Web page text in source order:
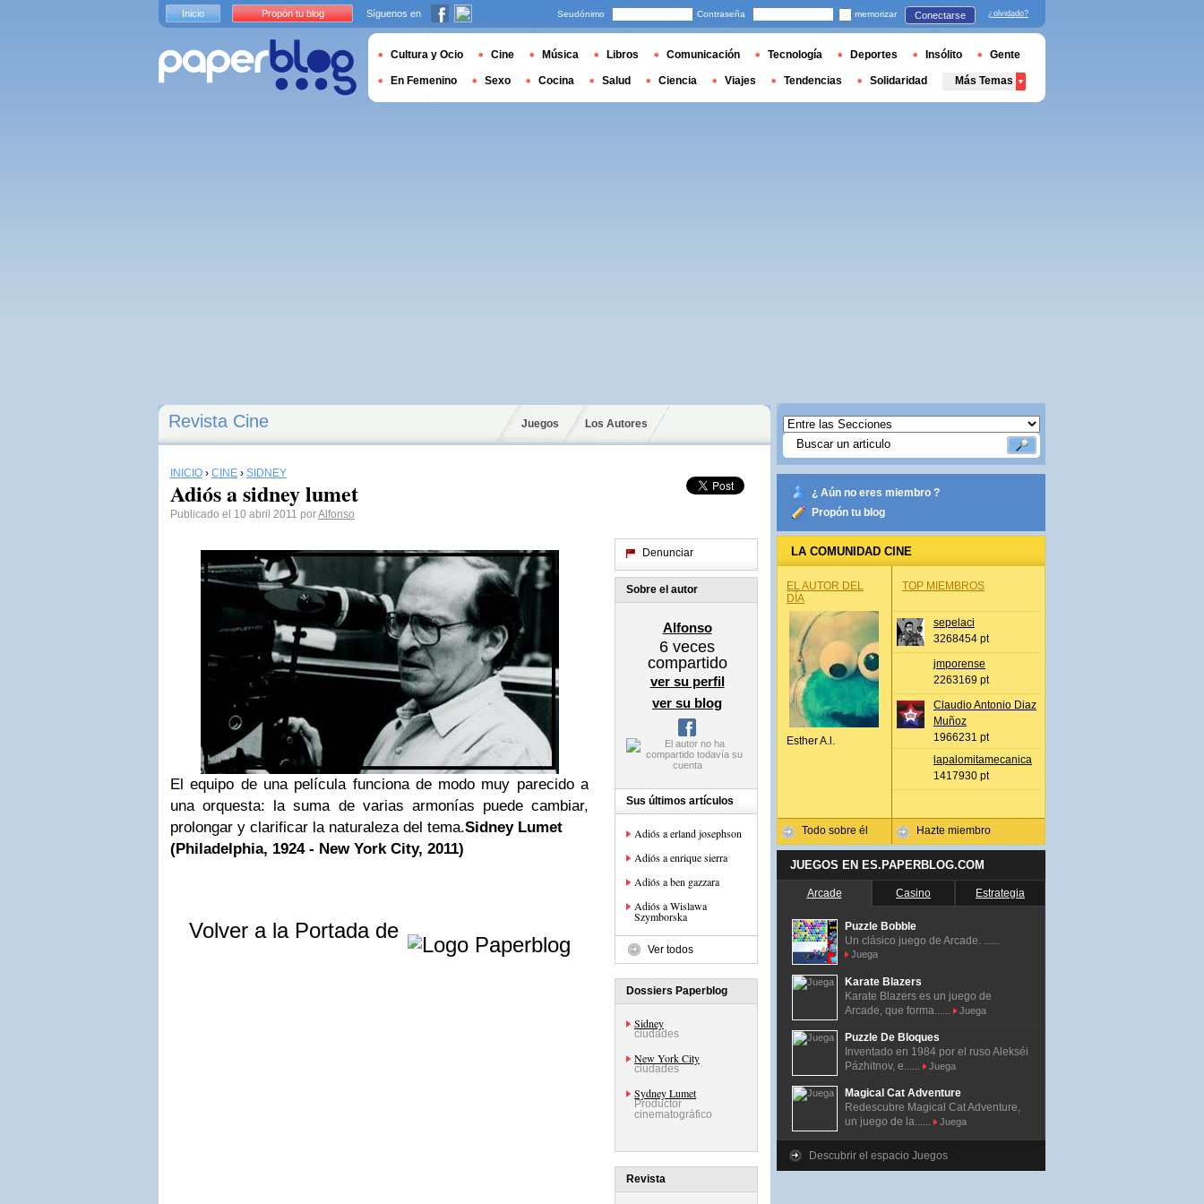
Revista Cine Juegos Los Autores
INICIO › CINE › SIDNEY
Adiós a sidney lumet
Publicado el 10 abril 2011 porAlfonso
El equipo de una película funciona de modo muy parecido a
una orquesta: la suma de varias armonías puede cambiar,
prolongar y clarificar la naturaleza del tema.Sidney Lumet
(Philadelphia, 1924 - New York City, 2011)
Volver a la Portada de
Denunciar
Sobre el autor
Alfonso
6 veces
compartido
ver su perfil
ver su blog
Sus últimos artículos
Adiós a erland josephson
Adiós a enrique sierra
Adiós a ben gazzara
Adiós a Wislawa
Szymborska
Ver todos
Dossiers Paperblog
Sidney
ciudades
New York City
ciudades
Sydney Lumet
Productor
cinematográfico
Revista
¿ Aún no eres miembro ?
Propón tu blog
LA COMUNIDAD CINE
EL AUTOR DEL
DÍA
Esther A.l.
Todo sobre él
TOP MIEMBROS
sepelaci
3268454 pt
jmporense
2263169 pt
Claudio Antonio Diaz
Muñoz
1966231 pt
lapalomitamecanica
1417930 pt
Hazte miembro
JUEGOS EN ES.PAPERBLOG.COM
Arcade Casino Estrategia
Puzzle Bobble
Un clásico juego de Arcade. ......
Juega
Karate Blazers
Karate Blazers es un juego de
Arcade, que forma......
Juega
Puzzle De Bloques
Inventado en 1984 por el ruso Alekséi
Pázhitnov, e......
Juega
Magical Cat Adventure
Redescubre Magical Cat Adventure,
un juego de la......
Juega
Descubrir el espacio Juegos
Inicio Propón tu blog Síguenos en Seudónimo Contraseña memorizar Conectarse ¿olvidado?
Cultura y Ocio Cine Música Libros Comunicación Tecnología Deportes Insólito Gente
En Femenino Sexo Cocina Salud Ciencia Viajes Tendencias Solidaridad Más Temas